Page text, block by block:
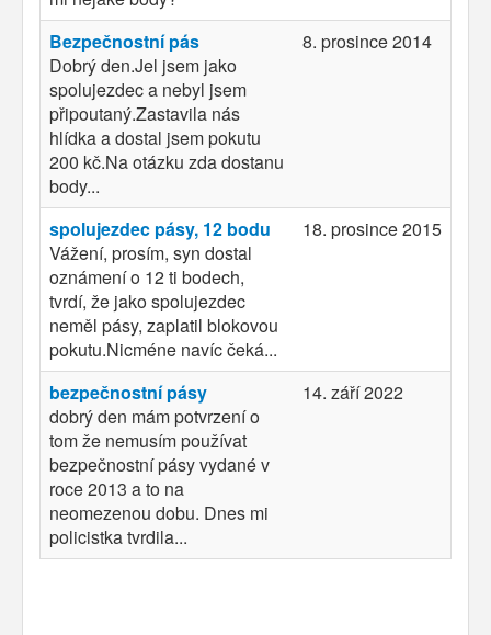
Bezpečnostní pás
Dobrý den.Jel jsem jako
spolujezdec a nebyl jsem
připoutaný.Zastavila nás
hlídka a dostal jsem pokutu
200 kč.Na otázku zda dostanu
body...
8. prosince 2014
spolujezdec pásy, 12 bodu
Vážení, prosím, syn dostal
oznámení o 12 ti bodech,
tvrdí, že jako spolujezdec
neměl pásy, zaplatil blokovou
pokutu.Nicméne navíc čeká...
18. prosince 2015
bezpečnostní pásy
dobrý den mám potvrzení o
tom že nemusím používat
bezpečnostní pásy vydané v
roce 2013 a to na
neomezenou dobu. Dnes mi
policistka tvrdila...
14. září 2022